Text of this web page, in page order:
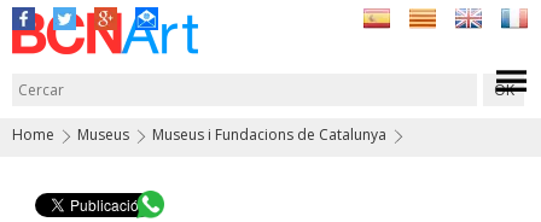
Home Museus Museus i Fundacions de Catalunya